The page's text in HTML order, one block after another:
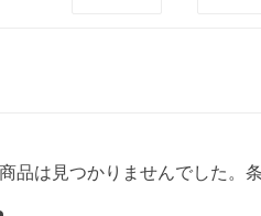
品は見つかりませんでした。